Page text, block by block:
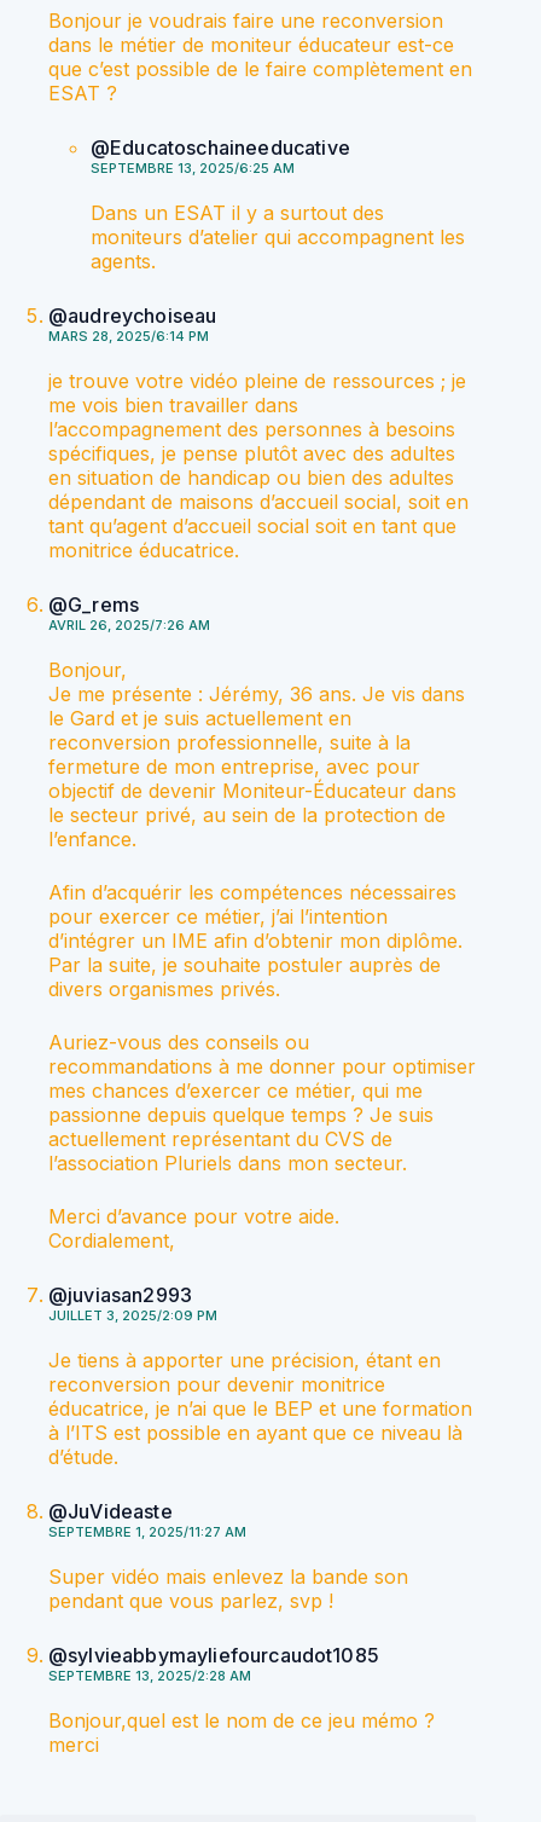
Bonjour je voudrais faire une reconversion
dans le métier de moniteur éducateur est-ce
que c’est possible de le faire complètement en
ESAT ?
@Educatoschaineeducative
SEPTEMBRE 13, 2025/6:25 AM
Dans un ESAT il y a surtout des
moniteurs d’atelier qui accompagnent les
agents.
@audreychoiseau
MARS 28, 2025/6:14 PM
je trouve votre vidéo pleine de ressources ; je
me vois bien travailler dans
l’accompagnement des personnes à besoins
spécifiques, je pense plutôt avec des adultes
en situation de handicap ou bien des adultes
dépendant de maisons d’accueil social, soit en
tant qu’agent d’accueil social soit en tant que
monitrice éducatrice.
@G_rems
AVRIL 26, 2025/7:26 AM
Bonjour,
Je me présente : Jérémy, 36 ans. Je vis dans
le Gard et je suis actuellement en
reconversion professionnelle, suite à la
fermeture de mon entreprise, avec pour
objectif de devenir Moniteur-Éducateur dans
le secteur privé, au sein de la protection de
l’enfance.
Afin d’acquérir les compétences nécessaires
pour exercer ce métier, j’ai l’intention
d’intégrer un IME afin d’obtenir mon diplôme.
Par la suite, je souhaite postuler auprès de
divers organismes privés.
Auriez-vous des conseils ou
recommandations à me donner pour optimiser
mes chances d’exercer ce métier, qui me
passionne depuis quelque temps ? Je suis
actuellement représentant du CVS de
l’association Pluriels dans mon secteur.
Merci d’avance pour votre aide.
Cordialement,
@juviasan2993
JUILLET 3, 2025/2:09 PM
Je tiens à apporter une précision, étant en
reconversion pour devenir monitrice
éducatrice, je n’ai que le BEP et une formation
à l’ITS est possible en ayant que ce niveau là
d’étude.
@JuVideaste
SEPTEMBRE 1, 2025/11:27 AM
Super vidéo mais enlevez la bande son
pendant que vous parlez, svp !
@sylvieabbymayliefourcaudot1085
SEPTEMBRE 13, 2025/2:28 AM
Bonjour,quel est le nom de ce jeu mémo ?
merci